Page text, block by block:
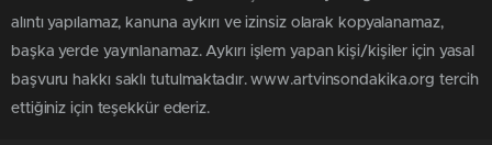
alıntı yapılamaz, kanuna aykırı ve izinsiz olarak kopyalanamaz,
başka yerde yayınlanamaz. Aykırı işlem yapan kişi/kişiler için yasal
başvuru hakkı saklı tutulmaktadır. www.artvinsondakika.org tercih
ettiğiniz için teşekkür ederiz.